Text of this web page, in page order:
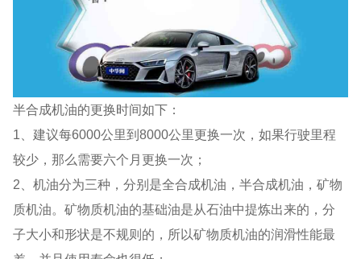
半合成机油的更换时间如下：
1、建议每6000公里到8000公里更换一次，如果行驶里程
较少，那么需要六个月更换一次；
2、机油分为三种，分别是全合成机油，半合成机油，矿物
质机油。矿物质机油的基础油是从石油中提炼出来的，分
子大小和形状是不规则的，所以矿物质机油的润滑性能最